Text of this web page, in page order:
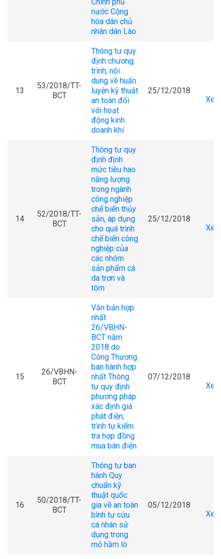
nước Cộng
hòa dân chủ
nhân dân Lào
13
53/2018/TT-
BCT
Thông tư quy
định chương
trình, nội
dung về huấn
luyện kỹ thuật
an toàn đối
với hoạt
động kinh
doanh khí
25/12/2018
14
52/2018/TT-
BCT
Thông tư quy
định định
mức tiêu hao
năng lượng
trong ngành
công nghiệp
chế biến thủy
sản, áp dụng
cho quá trình
chế biến công
nghiệp của
các nhóm
sản phẩm cá
da trơn và
tôm
25/12/2018
15
26/VBHN-
BCT
Văn bản hợp
nhất
26/VBHN-
BCT năm
2018 do
Công Thương
ban hành hợp
nhất Thông
tư quy định
phương pháp
xác định giá
phát điện,
trình tự kiểm
tra hợp đồng
mua bán điện
07/12/2018
16
50/2018/TT-
BCT
Thông tư ban
hành Quy
chuẩn kỹ
thuật quốc
gia về an toàn
bình tự cứu
cá nhân sử
dụng trong
mỏ hầm lò
05/12/2018